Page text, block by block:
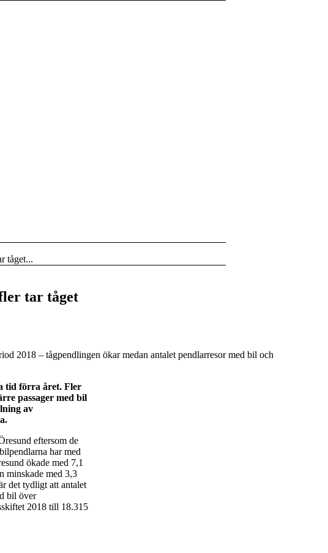
tåget...
tar tåget
2018 – tågpendlingen ökar medan antalet pendlarresor med bil och
tid förra året. Fler
passager med bil
av
eftersom de
har med
ökade med 7,1
minskade med 3,3
det tydligt att antalet
bil över
2018 till 18.315